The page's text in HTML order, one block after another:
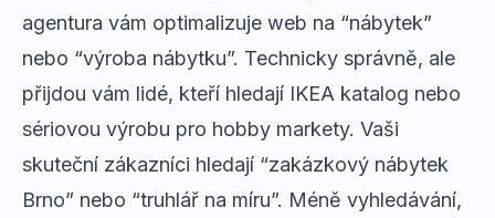
agentura vám optimalizuje web na “nábytek”
nebo “výroba nábytku”. Technicky správně, ale
přijdou vám lidé, kteří hledají IKEA katalog nebo
sériovou výrobu pro hobby markety. Vaši
skuteční zákazníci hledají “zakázkový nábytek
Brno” nebo “truhlář na míru”. Méně vyhledávání,